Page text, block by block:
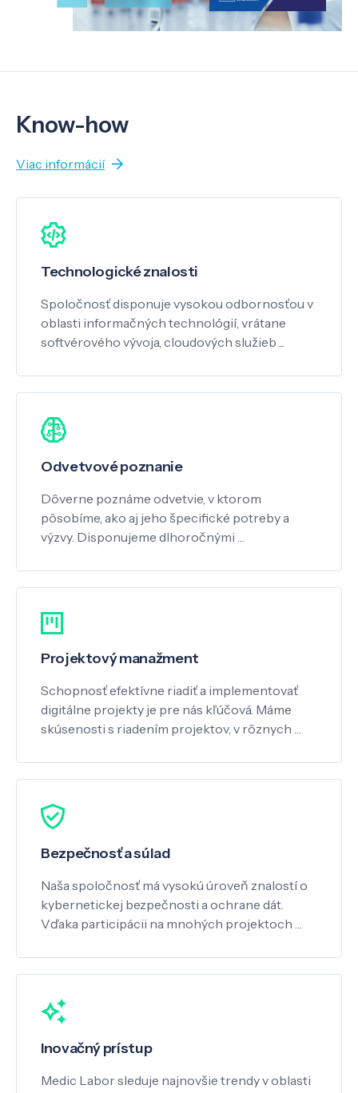
Know-how
Viac informácií
Technologické znalosti
Spoločnosť disponuje vysokou odbornosťou v
oblasti informačných technológií, vrátane
softvérového vývoja, cloudových služieb ...
Odvetvové poznanie
Dôverne poznáme odvetvie, v ktorom
pôsobíme, ako aj jeho špecifické potreby a
výzvy. Disponujeme dlhoročnými …
Projektový manažment
Schopnosť efektívne riadiť a implementovať
digitálne projekty je pre nás kľúčová. Máme
skúsenosti s riadením projektov, v rôznych …
Bezpečnosť a súlad
Naša spoločnosť má vysokú úroveň znalostí o
kybernetickej bezpečnosti a ochrane dát.
Vďaka participácii na mnohých projektoch …
Inovačný prístup
Medic Labor sleduje najnovšie trendy v oblasti